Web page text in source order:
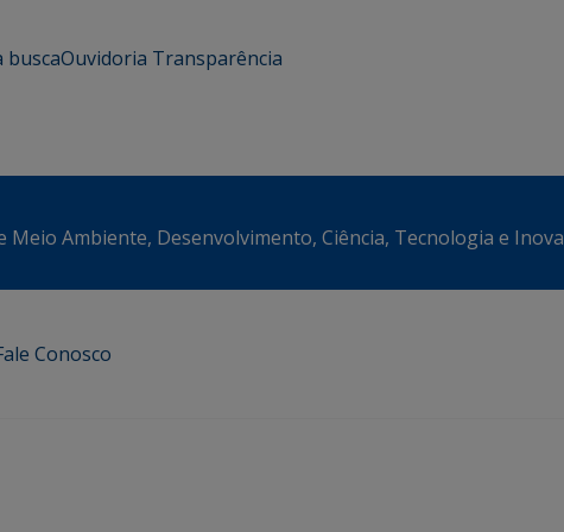
buscaOuvidoria Transparência
Meio Ambiente, Desenvolvimento, Ciência, Tecnologia e
Conosco